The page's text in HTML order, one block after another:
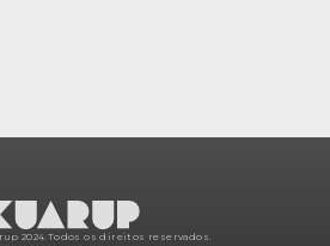
2024. Todos os direitos reservados.